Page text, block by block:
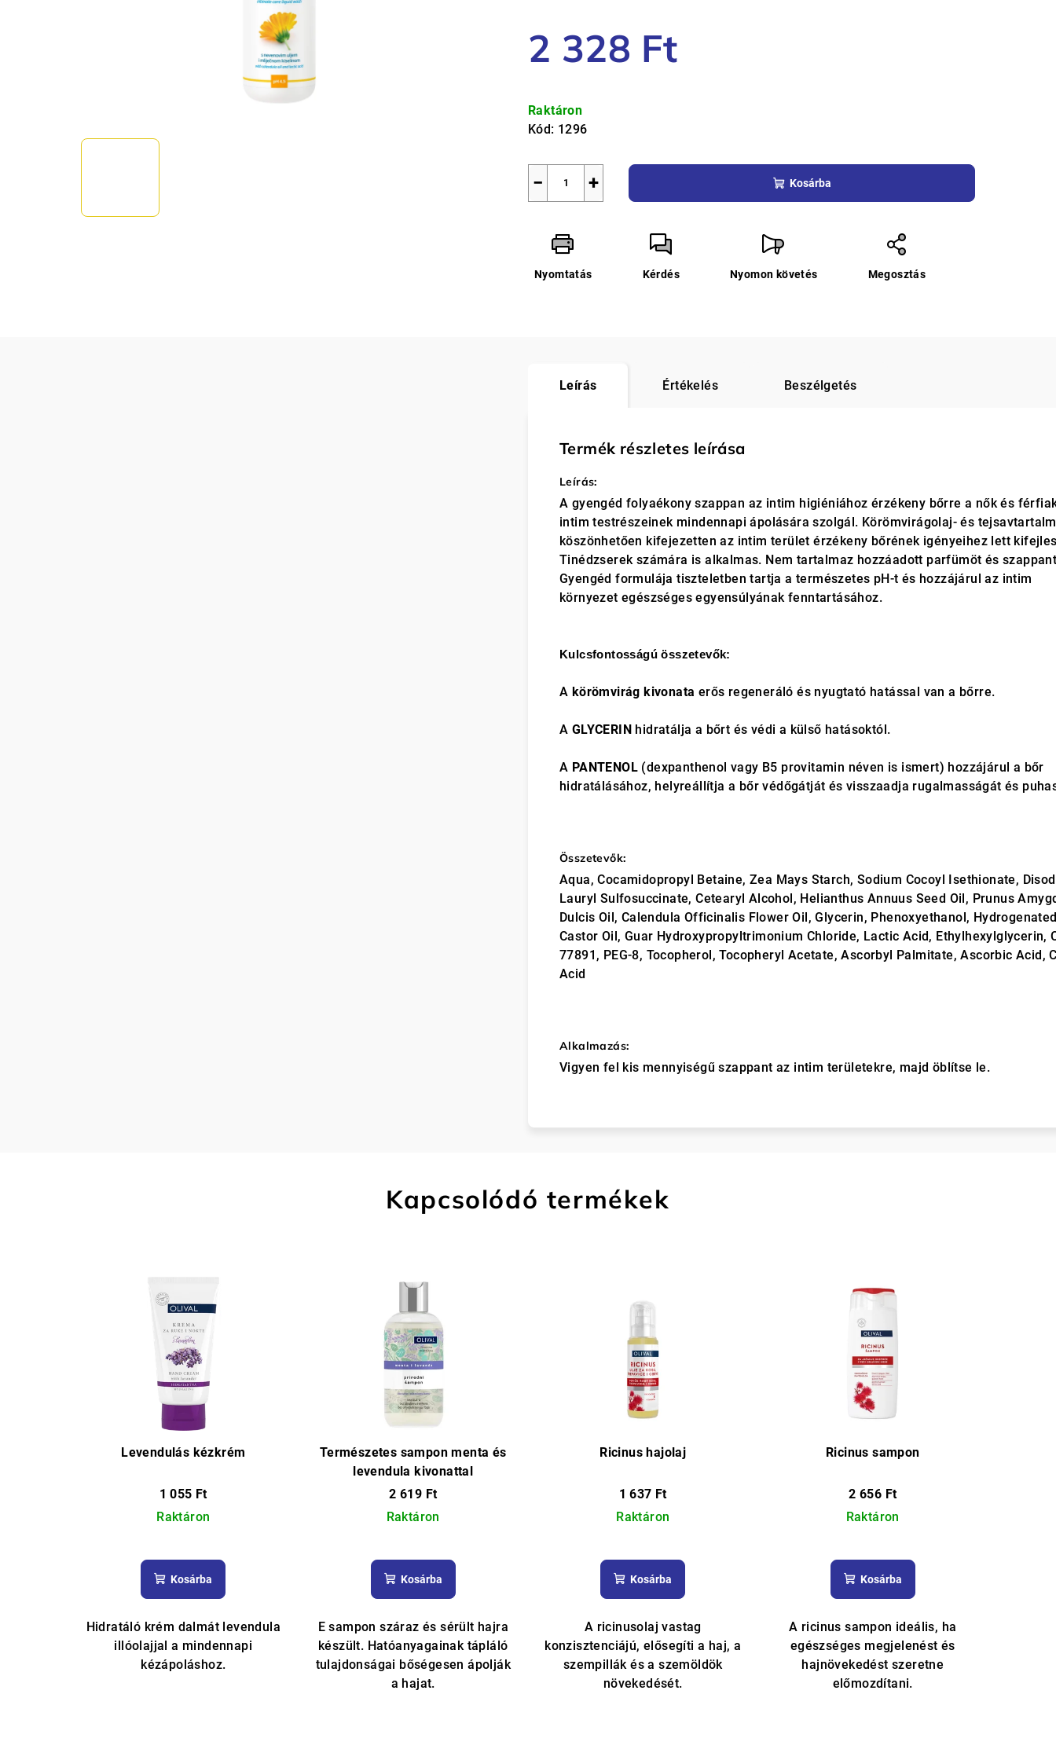
ből
0,0
2 328 Ft
Raktáron
Kód: 1296
+
− Kosárba
Nyomtatás Kérdés Nyomon követés Megosztás
Leírás Értékelés Beszélgetés
Termék részletes leírása
Leírás:
A gyengéd folyaékony szappan az intim higiéniához érzékeny bőrre a nők és
intim testrészeinek mindennapi ápolására szolgál. Körömvirágolaj- és
köszönhetően kifejezetten az intim terület érzékeny bőrének igényeihez lett
Tinédzserek számára is alkalmas. Nem tartalmaz hozzáadott parfümöt és
Gyengéd formulája tiszteletben tartja a természetes pH-t és hozzájárul az intim
környezet egészséges egyensúlyának fenntartásához.
Kulcsfontosságú összetevők:
A körömvirág kivonata erős regeneráló és nyugtató hatással van a bőrre.
A GLYCERIN hidratálja a bőrt és védi a külső hatásoktól.
A PANTENOL (dexpanthenol vagy B5 provitamin néven is ismert) hozzájárul a bőr
hidratálásához, helyreállítja a bőr védőgátját és visszaadja rugalmasságát és
Összetevők:
Aqua, Cocamidopropyl Betaine, Zea Mays Starch, Sodium Cocoyl Isethionate,
Lauryl Sulfosuccinate, Cetearyl Alcohol, Helianthus Annuus Seed Oil, Prunus
Dulcis Oil, Calendula Officinalis Flower Oil, Glycerin, Phenoxyethanol,
Castor Oil, Guar Hydroxypropyltrimonium Chloride, Lactic Acid, Ethylhexylglycerin,
77891, PEG-8, Tocopherol, Tocopheryl Acetate, Ascorbyl Palmitate, Ascorbic Acid,
Acid
Alkalmazás:
Vigyen fel kis mennyiségű szappant az intim területekre, majd öblítse le.
Kapcsolódó termékek
Levendulás kézkrém
1 055 Ft
Raktáron
termék
átlagos
értékelése
5-
ből
4,7
Kosárba
Hidratáló krém dalmát levendula
illóolajjal a mindennapi
kézápoláshoz.
Természetes sampon menta és
levendula kivonattal
2 619 Ft
Raktáron
termék
átlagos
értékelése
5-
ből
4,3
csillag.
Kosárba
E sampon száraz és sérült hajra
készült. Hatóanyagainak tápláló
tulajdonságai bőségesen ápolják
a hajat.
Ricinus hajolaj
1 637 Ft
Raktáron
termék
átlagos
értékelése
5-
ből
5,0
csillag.
Kosárba
A ricinusolaj vastag
konzisztenciájú, elősegíti a haj, a
szempillák és a szemöldök
növekedését.
Ricinus sampon
2 656 Ft
Raktáron
termék
átlagos
értékelése
5-
ből
5,0
csillag.
Kosárba
A ricinus sampon ideális, ha
egészséges megjelenést és
hajnövekedést szeretne
előmozdítani.